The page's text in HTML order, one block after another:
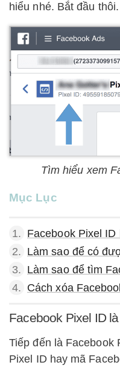
hiểu nhé. Bắt đầu thôi.
Tìm hiểu xem
Mục Lục
1. Facebook Pixel ID
2. Làm sao để có
3. Làm sao để tìm
4. Cách xóa
Facebook Pixel ID
Tiếp đến là Facebook
Pixel ID hay mã